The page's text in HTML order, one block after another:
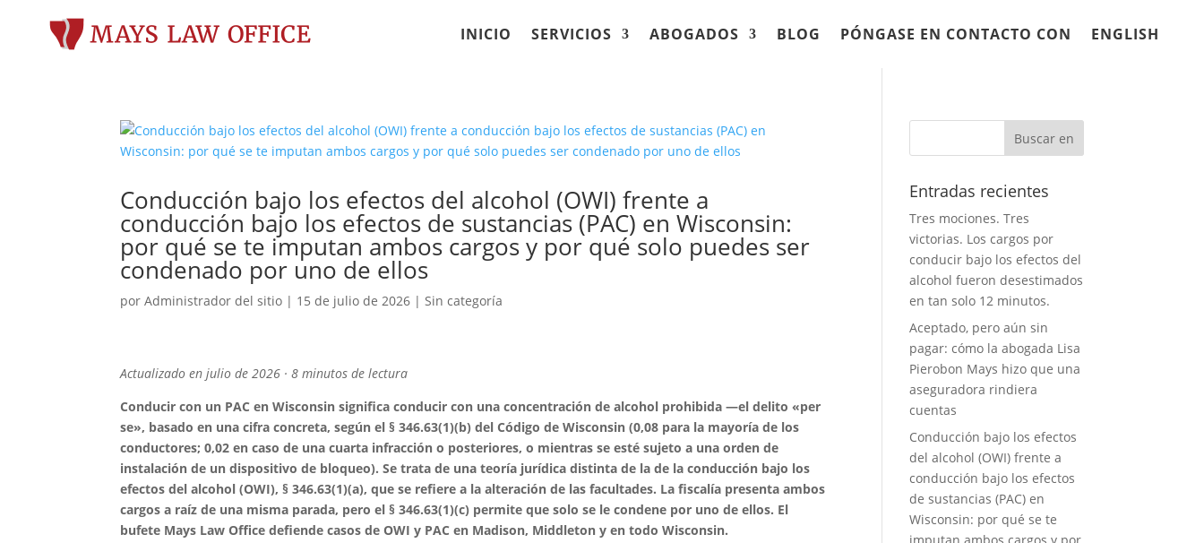
INICIO SERVICIOS ABOGADOS BLOG PÓNGASE EN CONTACTO CON ENGLISH
Conducción bajo los efectos del alcohol (OWI) frente a
conducción bajo los efectos de sustancias (PAC) en Wisconsin:
por qué se te imputan ambos cargos y por qué solo puedes ser
condenado por uno de ellos
porAdministrador del sitio | 15 de julio de 2026 |Sin categoría
Actualizado en julio de 2026 · 8 minutos de lectura
Conducir con un PAC en Wisconsin significa conducir con una concentración de alcohol prohibida —el delito «per
se», basado en una cifra concreta, según el § 346.63(1)(b) del Código de Wisconsin (0,08 para la mayoría de los
conductores; 0,02 en caso de una cuarta infracción o posteriores, o mientras se esté sujeto a una orden de
instalación de un dispositivo de bloqueo). Se trata de una teoría jurídica distinta de la de la conducción bajo los
efectos del alcohol (OWI), § 346.63(1)(a), que se refiere a la alteración de las facultades. La fiscalía presenta ambos
cargos a raíz de una misma parada, pero el § 346.63(1)(c) permite que solo se le condene por uno de ellos. El
bufete Mays Law Office defiende casos de OWI y PAC en Madison, Middleton y en todo Wisconsin.
Entradas recientes
Tres mociones. Tres
victorias. Los cargos por
conducir bajo los efectos del
alcohol fueron desestimados
en tan solo 12 minutos.
Aceptado, pero aún sin
pagar: cómo la abogada Lisa
Pierobon Mays hizo que una
aseguradora rindiera
cuentas
Conducción bajo los efectos
del alcohol (OWI) frente a
conducción bajo los efectos
de sustancias (PAC) en
Wisconsin: por qué se te